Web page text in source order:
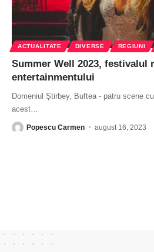
ACTUALITATE DIVERSE REGIUNI
Summer Well 2023, festivalul
entertainmentului
Domeniul Știrbey, Buftea - patru scene
acest
Popescu Carmen august 16, 2023